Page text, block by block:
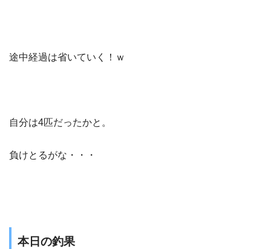
途中経過は省いていく！ｗ
自分は4匹だったかと。
負けとるがな・・・
本日の釣果